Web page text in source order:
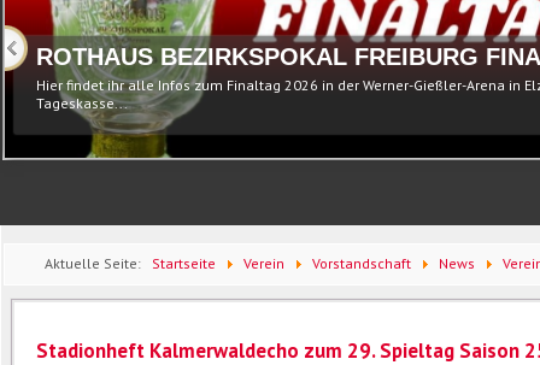
ROTHAUS BEZIRKSPOKAL FREIBURG
Hier findet ihr alle Infos zum Finaltag 2026 in der Werner-Gießler-Arena in
Tageskasse...
Aktuelle Seite: Startseite Verein Vorstandschaft News
Stadionheft Kalmerwaldecho zum 29. Spieltag Saison